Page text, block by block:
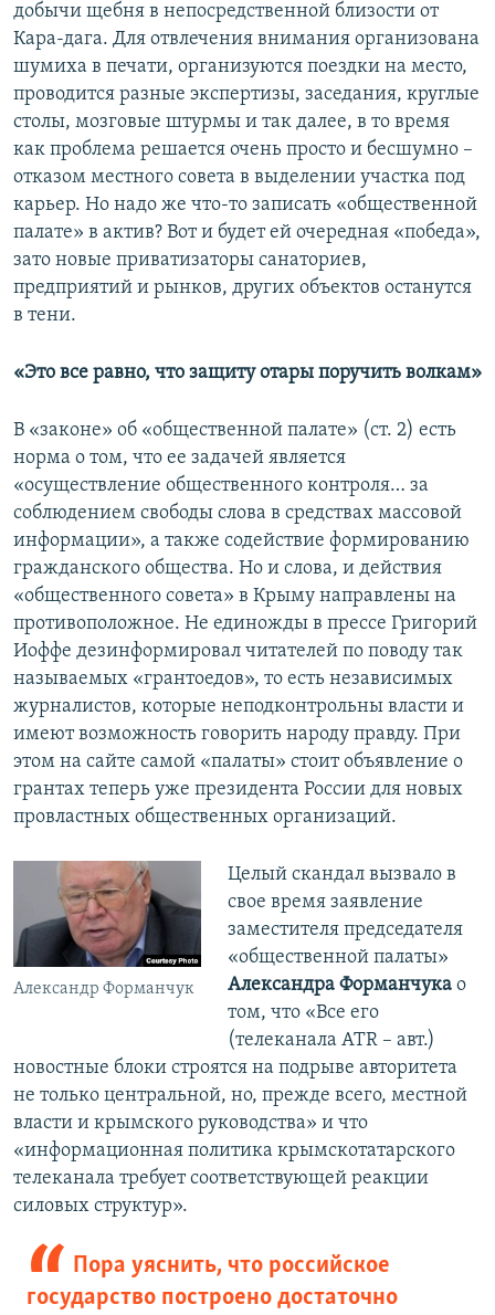
добычи щебня в непосредственной близости от
Кара-дага. Для отвлечения внимания организована
шумиха в печати, организуются поездки на место,
проводится разные экспертизы, заседания, круглые
столы, мозговые штурмы и так далее, в то время
как проблема решается очень просто и бесшумно –
отказом местного совета в выделении участка под
карьер. Но надо же что-то записать «общественной
палате» в актив? Вот и будет ей очередная «победа»,
зато новые приватизаторы санаториев,
предприятий и рынков, других объектов останутся
в тени.
«Это все равно, что защиту отары поручить волкам»
В «законе» об «общественной палате» (ст. 2) есть
норма о том, что ее задачей является
«осуществление общественного контроля… за
соблюдением свободы слова в средствах массовой
информации», а также содействие формированию
гражданского общества. Но и слова, и действия
«общественного совета» в Крыму направлены на
противоположное. Не единожды в прессе Григорий
Иоффе дезинформировал читателей по поводу так
называемых «грантоедов», то есть независимых
журналистов, которые неподконтрольны власти и
имеют возможность говорить народу правду. При
этом на сайте самой «палаты» стоит объявление о
грантах теперь уже президента России для новых
провластных общественных организаций.
Александр Форманчук
Целый скандал вызвало в
свое время заявление
заместителя председателя
«общественной палаты»
Александра Форманчукао
том, что «Все его
(телеканала АТR – авт.)
новостные блоки строятся на подрыве авторитета
не только центральной, но, прежде всего, местной
власти и крымского руководства» и что
«информационная политика крымскотатарского
телеканала требует соответствующей реакции
силовых структур».
Пора уяснить, что российское
государство построено достаточно